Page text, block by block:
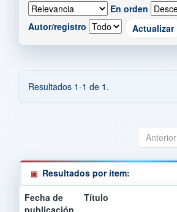
En orden
Autor/registro
Resultados 1-1 de 1.
Anterior
Resultados por ítem:
Fecha de
publicación
Título